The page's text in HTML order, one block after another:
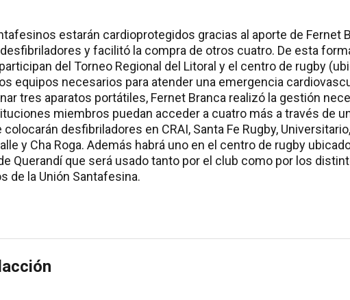
estarán cardioprotegidos gracias al aporte de Fernet
y facilitó la compra de otros cuatro. De esta
del Torneo Regional del Litoral y el centro de rugby
equipos necesarios para atender una emergencia
tres aparatos portátiles, Fernet Branca realizó la gestión
miembros puedan acceder a cuatro más a través de
desfibriladores en CRAI, Santa Fe Rugby,
y Cha Roga. Además habrá uno en el centro de rugby
Querandí que será usado tanto por el club como por los
de la Unión Santafesina.